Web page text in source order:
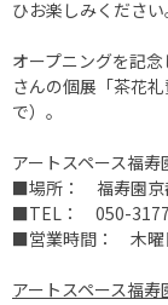
ひお楽しみください
オープニングを記
さんの個展「茶花
で）。
アートスペース福寿
■場所： 福寿園京
■TEL： 050-
■営業時間： 木曜
アートスペース福